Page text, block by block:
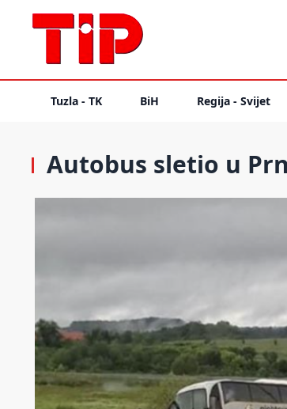
Tuzla - TK BiH Regija - Svijet
Autobus sletio u